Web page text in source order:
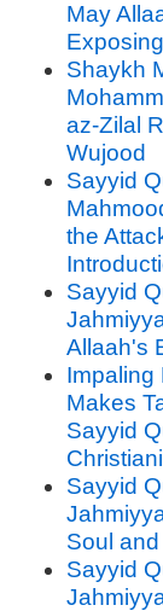
May
Shaykh
az-Zilal
Wujood
Sayyid
the
Sayyid
Allaah's
Impaling
Makes
Sayyid
Sayyid
Soul
Sayyid